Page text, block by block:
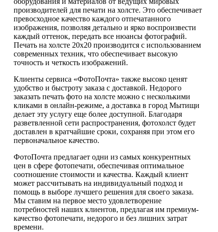
производителей для печати на холсте. Это обеспечивает
превосходное качество каждого отпечатанного
изображения, позволяя детально и ярко воспроизвести
каждый оттенок, передать все нюансы фотографий.
Печать на холсте 20х20 производится с использованием
современных техник, что обеспечивает высокую
точность и четкость изображений.
Клиенты сервиса «ФотоПочта» также высоко ценят
удобство и быстроту заказа с доставкой. Недорого
заказать печать фото на холсте можно с несколькими
кликами в онлайн-режиме, а доставка в город Мытищи
делает эту услугу еще более доступной. Благодаря
разветвленной сети распространения, фотохолст будет
доставлен в кратчайшие сроки, сохраняя при этом его
первоначальное качество.
ФотоПочта предлагает одни из самых конкурентных
цен в сфере фотопечати, обеспечивая оптимальное
соотношение стоимости и качества. Каждый клиент
может рассчитывать на индивидуальный подход и
помощь в выборе лучшего решения для своего заказа.
Мы ставим на первое место удовлетворение
потребностей наших клиентов, предлагая им премиум-
качество фотопечати, недорого и без лишних затрат
времени.